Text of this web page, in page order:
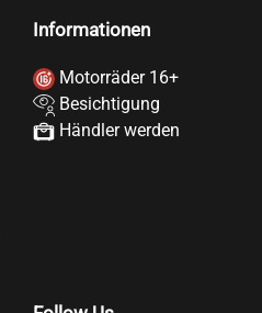
Informationen
Motorräder 16+
Besichtigung
Händler werden